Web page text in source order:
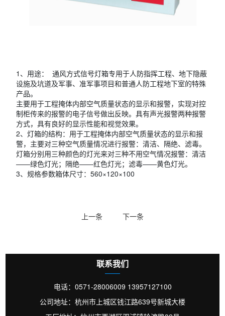
1、用途： 通风方式信号灯箱专用于人防指挥工程、地下隐蔽
设施及坑道及军事、准军事项目和普通人防工程地下室的特殊
产品。
主要用于工程掩体内部空气质量状态的显示和报警，实现对控
制柜传来的报警的电子信号做出反映。具有声光报警两种报警
方式，具有良好的显示性能和视觉效果。
2、灯箱的结构：用于工程掩体内部空气质量状态的显示和报
警，主要对三种空气质量情况进行报警：清洁、隔绝、滤毒。
灯箱分别用三种颜色的灯光来对三种不用空气情况报警：清洁
——绿色灯光；隔绝——红色灯光；滤毒——黄色灯光。
3、规格参数箱体尺寸：560×120×100
上一条 下一条
联系我们
电话：0571-28006009 13957127100
公司地址：杭州市上城区钱江路639号新城大楼